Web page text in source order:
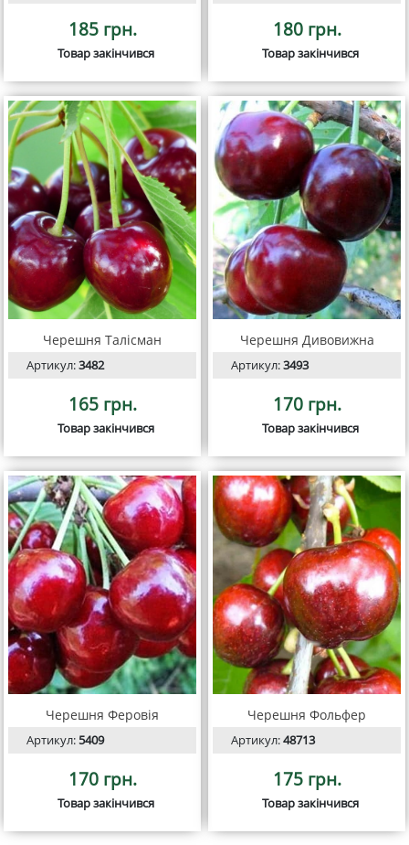
185 грн.
Товар закінчився
180 грн.
Товар закінчився
Черешня Талісман
Артикул:3482
165 грн.
Товар закінчився
Черешня Дивовижна
Артикул:3493
170 грн.
Товар закінчився
Черешня Феровія
Артикул:5409
170 грн.
Товар закінчився
Черешня Фольфер
Артикул:48713
175 грн.
Товар закінчився